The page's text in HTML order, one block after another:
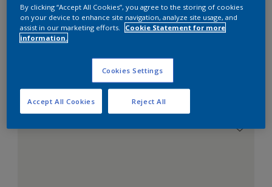
SUGGESTIONS
D'HARMONIES
Le Blanc Parfait
By clicking “Accept All Cookies”, you agree to the storing of cookies
on your device to enhance site navigation, analyze site usage, and
assist in our marketing efforts.
Cookie Statement for more
information.
Cookies Settings
Reject All
Accept All Cookies